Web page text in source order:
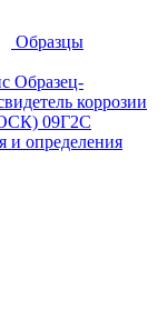
Образцы
Образец-
коррозии
09Г2С
и определения